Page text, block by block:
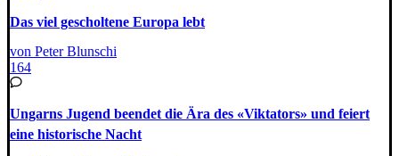
Das viel gescholtene Europa lebt
von Peter Blunschi
164
Ungarns Jugend beendet die Ära des «Viktators» und feiert
eine historische Nacht